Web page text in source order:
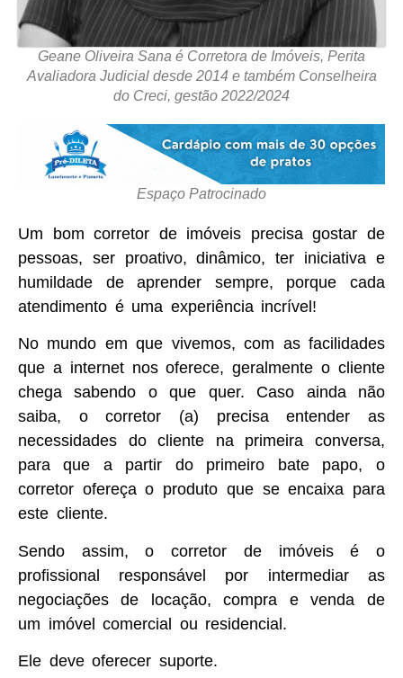
Geane Oliveira Sana é Corretora de Imóveis, Perita
Avaliadora Judicial desde 2014 e também Conselheira
do Creci, gestão 2022/2024
Espaço Patrocinado
Um bom corretor de imóveis precisa gostar de
pessoas, ser proativo, dinâmico, ter iniciativa e
humildade de aprender sempre, porque cada
atendimento é uma experiência incrível!
No mundo em que vivemos, com as facilidades
que a internet nos oferece, geralmente o cliente
chega sabendo o que quer. Caso ainda não
saiba, o corretor (a) precisa entender as
necessidades do cliente na primeira conversa,
para que a partir do primeiro bate papo, o
corretor ofereça o produto que se encaixa para
este cliente.
Sendo assim, o corretor de imóveis é o
profissional responsável por intermediar as
negociações de locação, compra e venda de
um imóvel comercial ou residencial.
Ele deve oferecer suporte.